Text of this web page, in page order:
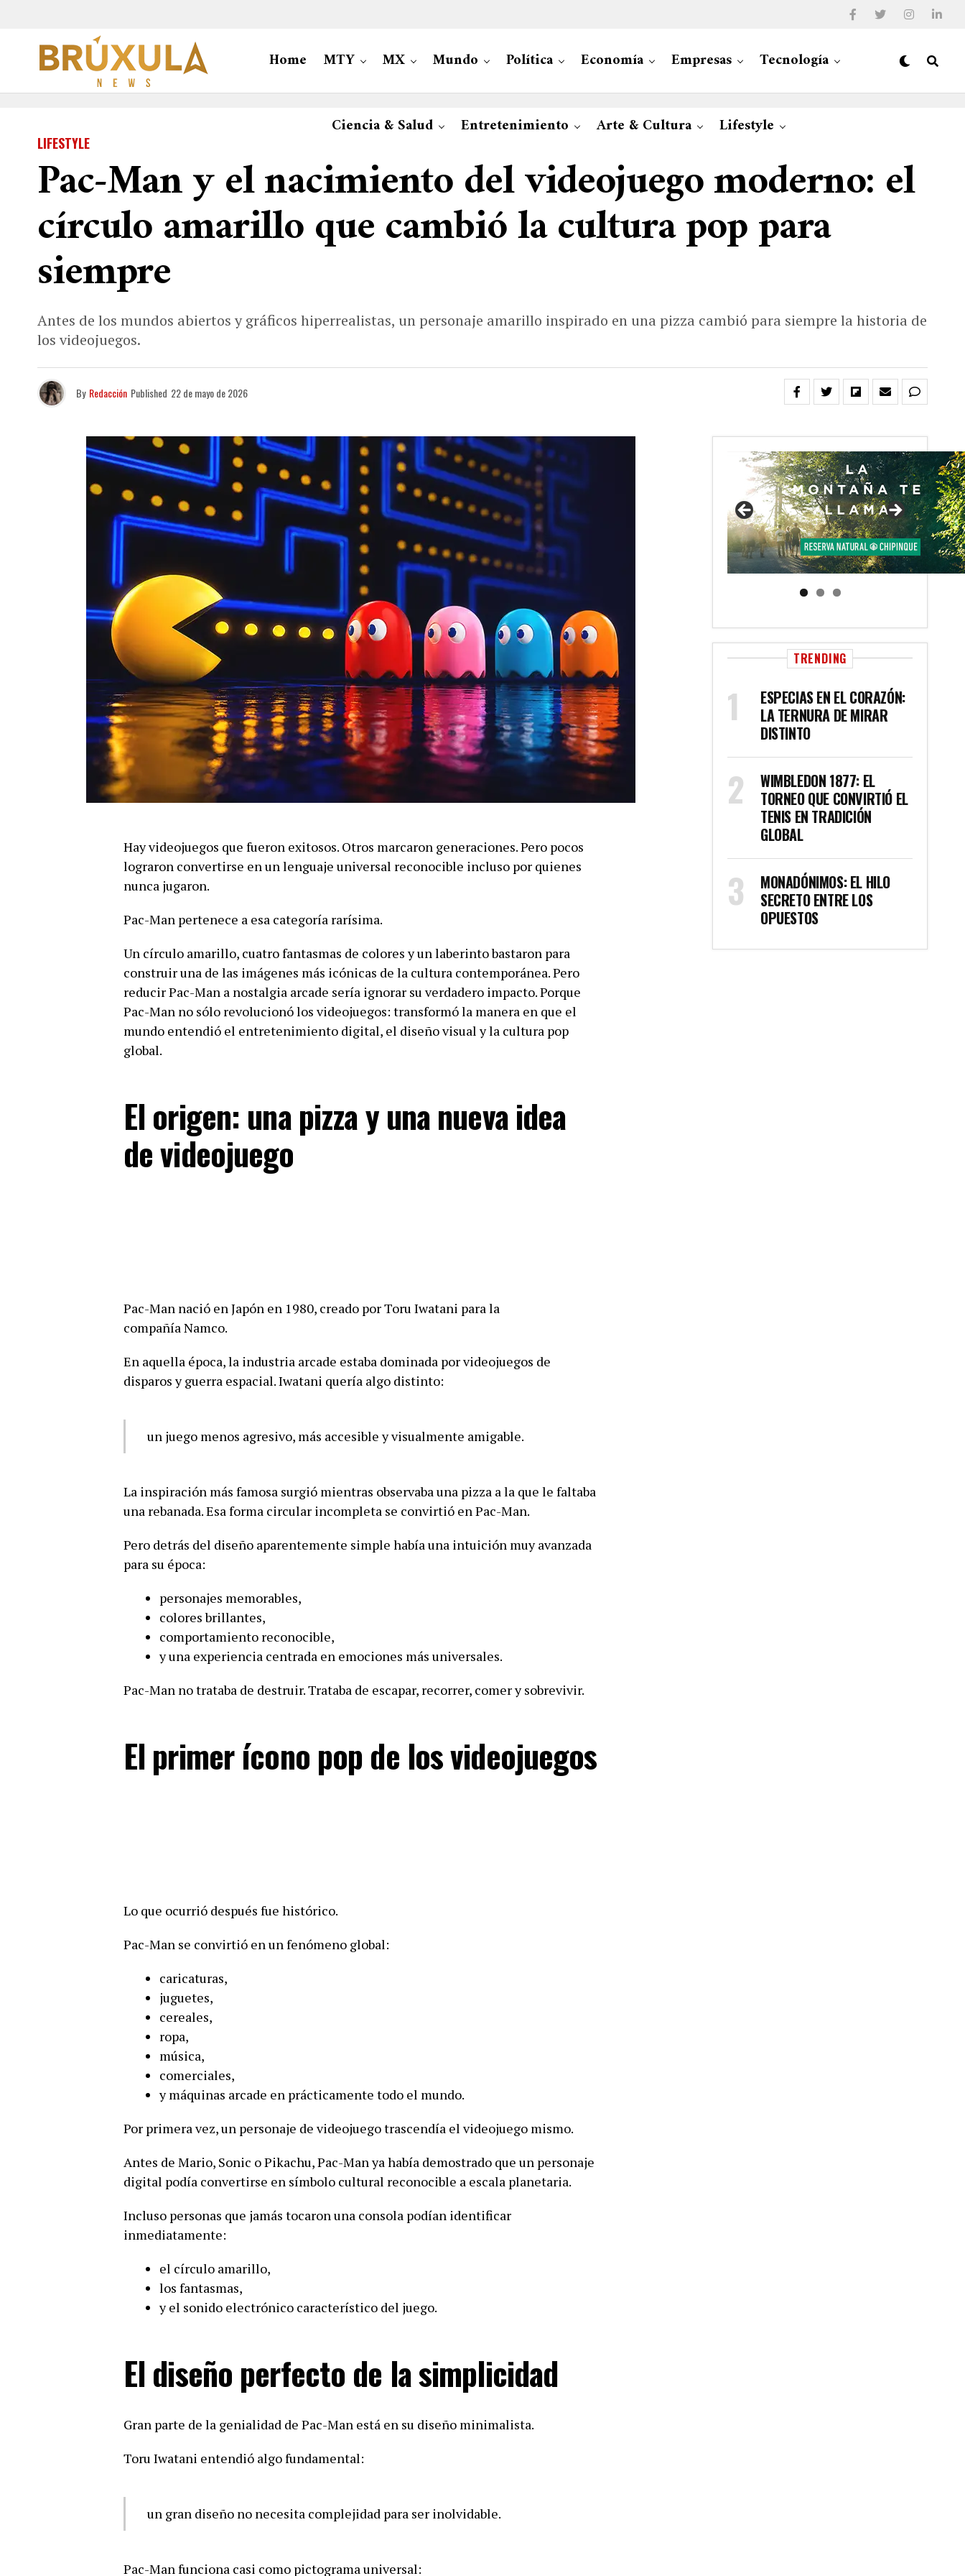
Home MTY MX Mundo Política Economía Empresas Tecnología
Ciencia & Salud Entretenimiento Arte & Cultura Lifestyle
LIFESTYLE
Pac-Man y el nacimiento del videojuego moderno: el
círculo amarillo que cambió la cultura pop para
siempre
Antes de los mundos abiertos y gráficos hiperrealistas, un personaje amarillo inspirado en una pizza cambió para siempre la historia de
los videojuegos.
By Redacción Published 22 de mayo de 2026
Hay videojuegos que fueron exitosos. Otros marcaron generaciones. Pero pocos
lograron convertirse en un lenguaje universal reconocible incluso por quienes
nunca jugaron.
Pac-Man pertenece a esa categoría rarísima.
Un círculo amarillo, cuatro fantasmas de colores y un laberinto bastaron para
construir una de las imágenes más icónicas de la cultura contemporánea. Pero
reducir Pac-Man a nostalgia arcade sería ignorar su verdadero impacto. Porque
Pac-Man no sólo revolucionó los videojuegos: transformó la manera en que el
mundo entendió el entretenimiento digital, el diseño visual y la cultura pop
global.
El origen: una pizza y una nueva idea
de videojuego
Pac-Man nació en Japón en 1980, creado por Toru Iwatani para la
compañía Namco.
En aquella época, la industria arcade estaba dominada por videojuegos de
disparos y guerra espacial. Iwatani quería algo distinto:
un juego menos agresivo, más accesible y visualmente amigable.
La inspiración más famosa surgió mientras observaba una pizza a la que le faltaba
una rebanada. Esa forma circular incompleta se convirtió en Pac-Man.
Pero detrás del diseño aparentemente simple había una intuición muy avanzada
para su época:
personajes memorables,
colores brillantes,
comportamiento reconocible,
y una experiencia centrada en emociones más universales.
Pac-Man no trataba de destruir. Trataba de escapar, recorrer, comer y sobrevivir.
El primer ícono pop de los videojuegos
Lo que ocurrió después fue histórico.
Pac-Man se convirtió en un fenómeno global:
caricaturas,
juguetes,
cereales,
ropa,
música,
comerciales,
y máquinas arcade en prácticamente todo el mundo.
Por primera vez, un personaje de videojuego trascendía el videojuego mismo.
Antes de Mario, Sonic o Pikachu, Pac-Man ya había demostrado que un personaje
digital podía convertirse en símbolo cultural reconocible a escala planetaria.
Incluso personas que jamás tocaron una consola podían identificar
inmediatamente:
el círculo amarillo,
los fantasmas,
y el sonido electrónico característico del juego.
El diseño perfecto de la simplicidad
Gran parte de la genialidad de Pac-Man está en su diseño minimalista.
Toru Iwatani entendió algo fundamental:
un gran diseño no necesita complejidad para ser inolvidable.
Pac-Man funciona casi como pictograma universal:
TRENDING
ESPECIAS EN EL CORAZÓN:
LA TERNURA DE MIRAR
DISTINTO
WIMBLEDON 1877: EL
TORNEO QUE CONVIRTIÓ EL
TENIS EN TRADICIÓN
GLOBAL
MONADÓNIMOS: EL HILO
SECRETO ENTRE LOS
OPUESTOS